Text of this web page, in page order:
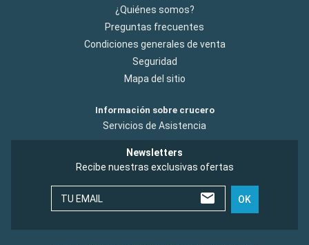
¿Quiénes somos?
Preguntas frecuentes
Condiciones generales de venta
Seguridad
Mapa del sitio
Información sobre crucero
Servicios de Asistencia
Newsletters
Recibe nuestras exclusivas ofertas
TU EMAIL OK